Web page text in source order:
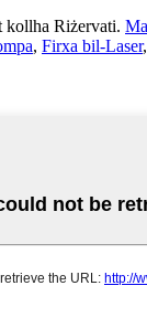
Riżervati.
, Firxa bil-Laser,